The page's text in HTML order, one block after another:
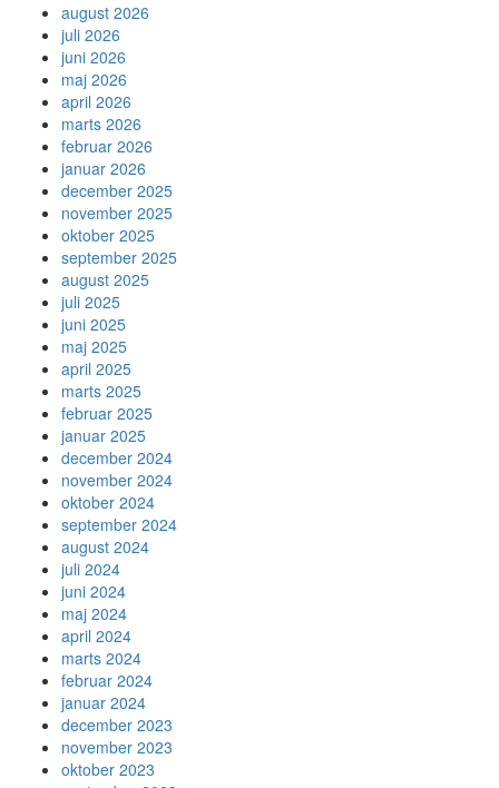
august 2026
juli 2026
juni 2026
maj 2026
april 2026
marts 2026
februar 2026
januar 2026
december 2025
november 2025
oktober 2025
september 2025
august 2025
juli 2025
juni 2025
maj 2025
april 2025
marts 2025
februar 2025
januar 2025
december 2024
november 2024
oktober 2024
september 2024
august 2024
juli 2024
juni 2024
maj 2024
april 2024
marts 2024
februar 2024
januar 2024
december 2023
november 2023
oktober 2023